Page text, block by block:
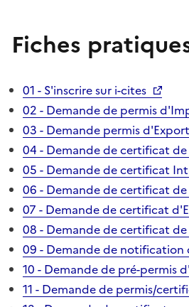
Fiches
01 - S'inscrire sur i-cites
02 - Demande de permis
03 - Demande permis
04 - Demande de certificat
05 - Demande de certificat
06 - Demande de certificat
07 - Demande de certificat
08 - Demande de certificat
09 - Demande de
10 - Demande de pré-permis
11 - Demande de permis/